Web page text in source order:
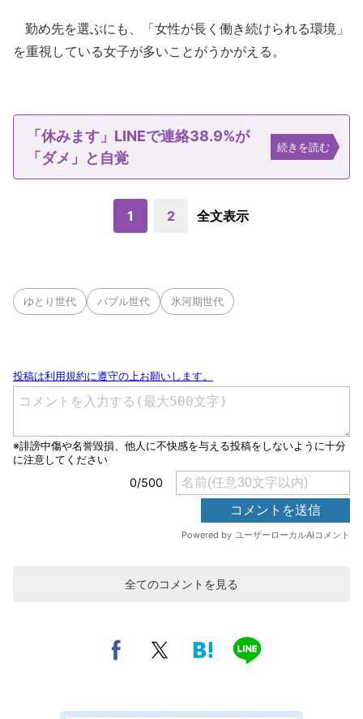
勤め先を選ぶにも、「女性が長く働き続けられる環境」
を重視している女子が多いことがうかがえる。
「休みます」LINEで連絡38.9%が
「ダメ」と自覚
続きを読む
1 2 全文表示
ゆとり世代 バブル世代 氷河期世代
全てのコメントを見る